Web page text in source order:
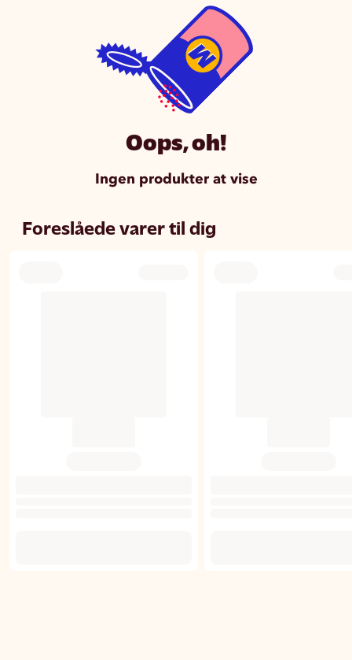
Oops, oh!
Ingen produkter at vise
Foreslåede varer til dig